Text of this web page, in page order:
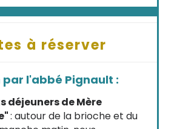
à réserver
l'abbé Pignault :
déjeuners de Mère
: autour de la brioche et du